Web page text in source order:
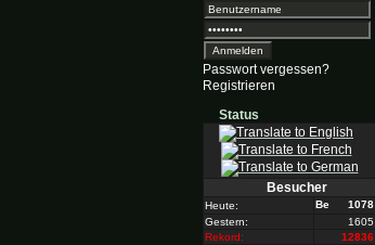
Passwort vergessen?
Registrieren
Status
Besucher
Heute:
1078
Gestern:
1605
Rekord:
12836